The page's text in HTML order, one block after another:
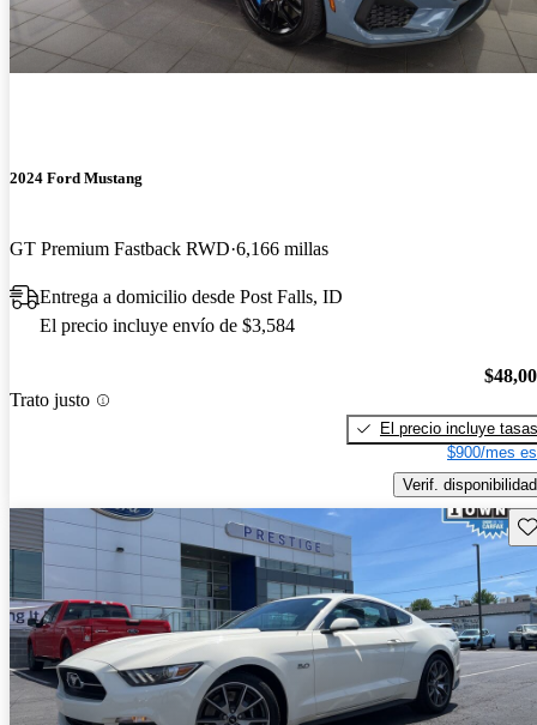
2024 Ford Mustang
GT Premium Fastback RWD 6,166 millas
Entrega a domicilio desde Post Falls, ID
El precio incluye envío de $3,584
Trato justo
El precio incluye tasas
$900/mes
Verif. disponibilidad